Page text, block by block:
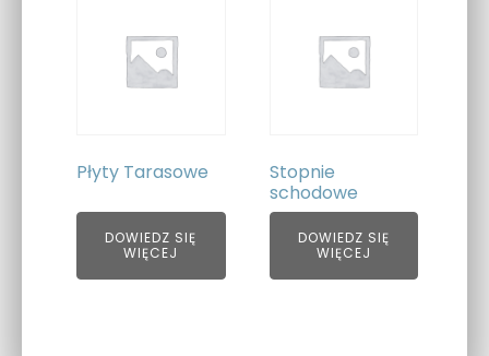
Płyty Tarasowe
DOWIEDZ SIĘ
WIĘCEJ
Stopnie
schodowe
DOWIEDZ SIĘ
WIĘCEJ